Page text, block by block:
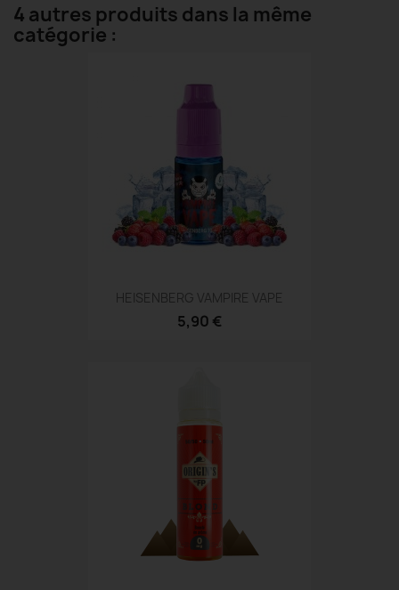
4 autres produits dans la même
catégorie :
HEISENBERG VAMPIRE VAPE
5,90 €